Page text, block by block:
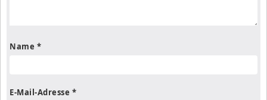
Name *
E-Mail-Adresse *